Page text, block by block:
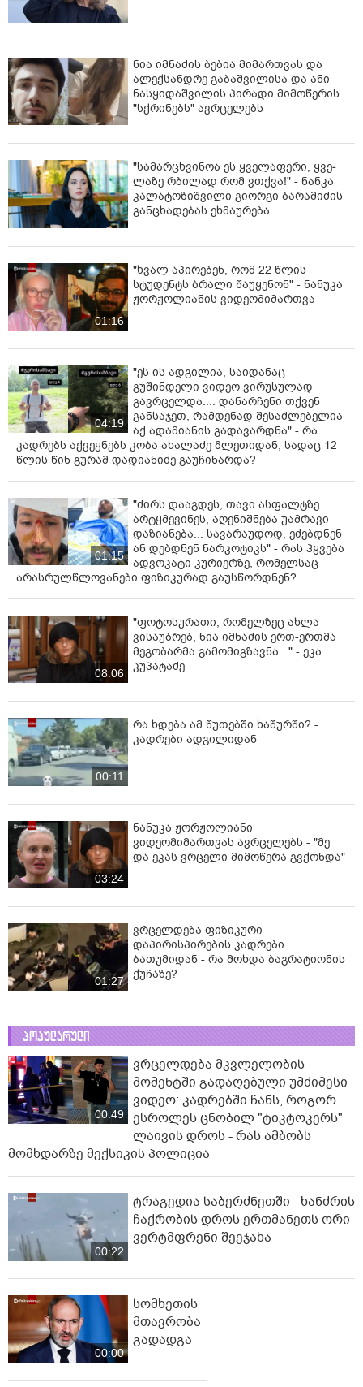
ნია იმნაძის ბებია მიმართვას და
ალექსანდრე გაბაშვილისა და ანი
ნასყიდაშვილის პირადი მიმოწერის
"სქრინებს" ავრცელებს
"სა­მარ­ცხვი­ნოა ეს ყვე­ლა­ფე­რი, ყვე­
ლა­ზე რბი­ლად რომ ვთქვა!" - ნანკა
კალატოზიშვილი გიორგი ბარამიძის
განცხადებას ეხმაურება
01:16
"ხვალ აპირებენ, რომ 22 წლის
სტუდენტს ბრალი წაუყენონ" - ნანუკა
ჟორჟოლიანის ვიდეომიმართვა
04:19
"ეს ის ადგილია, საიდანაც
გუშინდელი ვიდეო ვირუსულად
გავრცელდა.... დანარჩენი თქვენ
განსაჯეთ, რამდენად შესაძლებელია
აქ ადამიანის გადავარდნა" - რა
კადრებს აქვეყნებს კობა ახალაძე მლეთიდან, სადაც 12
წლის წინ გურამ დადიანიძე გაუჩინარდა?
01:15
"ძირს დააგდეს, თავი ასფალტზე
არტყმევინეს, აღენიშნება უამრავი
დაზიანება... სავარაუდოდ, ეძებდნენ
ან დებდნენ ნარკოტიკს" - რას ჰყვება
ადვოკატი კურიერზე, რომელსაც
არასრულწლოვანები ფიზიკურად გაუსწორდნენ?
08:06
"ფოტოსურათი, რომელზეც ახლა
ვისაუბრებ, ნია იმნაძის ერთ-ერთმა
მეგობარმა გამომიგზავნა..." - ეკა
კუპატაძე
00:11
რა ხდება ამ წუთებში ხაშურში? -
კადრები ადგილიდან
03:24
ნანუკა ჟორჟოლიანი
ვიდეომიმართვას ავრცელებს - "მე
და ეკას ვრცელი მიმოწერა გვქონდა"
01:27
ვრცელდება ფიზიკური
დაპირისპირების კადრები
ბათუმიდან - რა მოხდა ბაგრატიონის
ქუჩაზე?
პოპულარული
00:49
ვრცელდება მკვლელობის
მომენტში გადაღებული უმძიმესი
ვიდეო: კადრებში ჩანს, როგორ
ესროლეს ცნობილ "ტიკტოკერს"
ლაივის დროს - რას ამბობს
მომხდარზე მექსიკის პოლიცია
00:22
ტრაგედია საბერძნეთში - ხანძრის
ჩაქრობის დროს ერთმანეთს ორი
ვერტმფრენი შეეჯახა
00:00
სომხეთის
მთავრობა
გადადგა